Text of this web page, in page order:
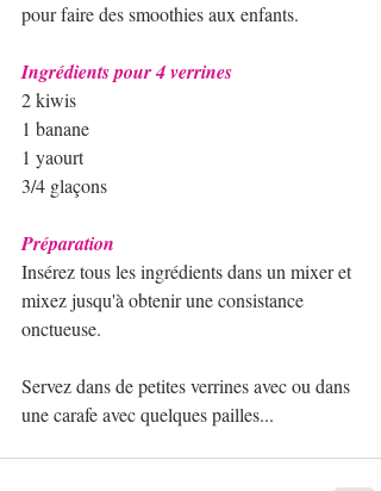
pour faire des smoothies aux enfants.
Ingrédients pour 4 verrines
2 kiwis
1 banane
1 yaourt
3/4 glaçons
Préparation
Insérez tous les ingrédients dans un mixer et
mixez jusqu'à obtenir une consistance
onctueuse.
Servez dans de petites verrines avec ou dans
une carafe avec quelques pailles...